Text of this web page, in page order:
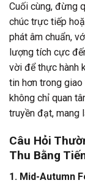
Cuối cùng, đừng
chúc trực tiếp
phát âm chuẩn,
lượng tích cực
vời để thực hành
tin hơn trong giao
không chỉ quan
truyền đạt, mang
Câu Hỏi
Thu Bằng
1. Mid-Autumn